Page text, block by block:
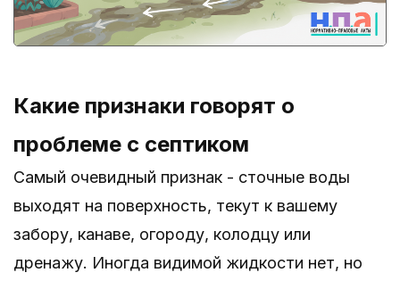
Какие признаки говорят о
проблеме с септиком
Самый очевидный признак - сточные воды
выходят на поверхность, текут к вашему
забору, канаве, огороду, колодцу или
дренажу. Иногда видимой жидкости нет, но